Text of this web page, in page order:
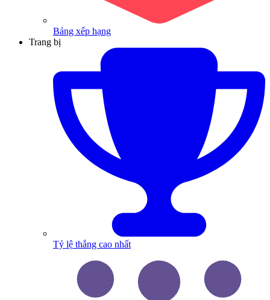
Bảng xếp hạng
Trang bị
Tỷ lệ thắng cao nhất